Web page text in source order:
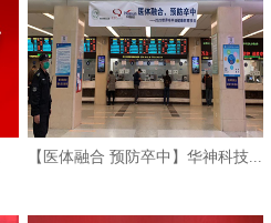
【医体融合 预防卒中】华神科技...